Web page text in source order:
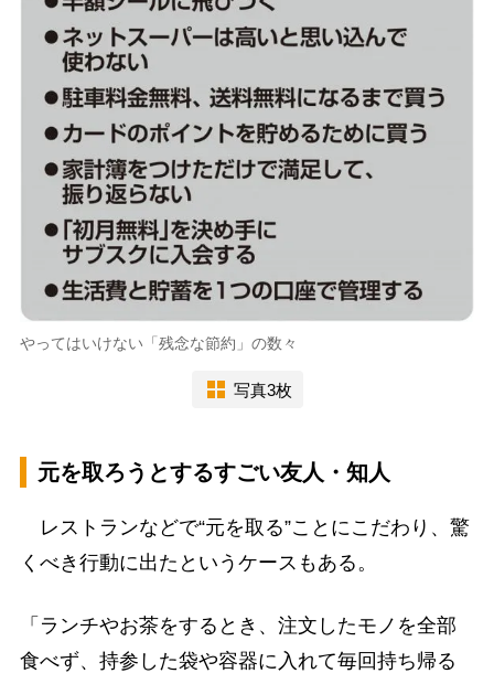
やってはいけない「残念な節約」の数々
写真3枚
元を取ろうとするすごい友人・知人
レストランなどで“元を取る”ことにこだわり、驚
くべき行動に出たというケースもある。
「ランチやお茶をするとき、注文したモノを全部
食べず、持参した袋や容器に入れて毎回持ち帰る